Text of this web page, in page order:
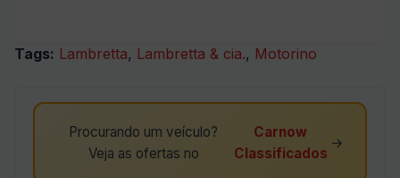
Tags: Lambretta, Lambretta & cia., Motorino
Procurando um veículo?
Veja as ofertas no
Carnow
Classificados
→